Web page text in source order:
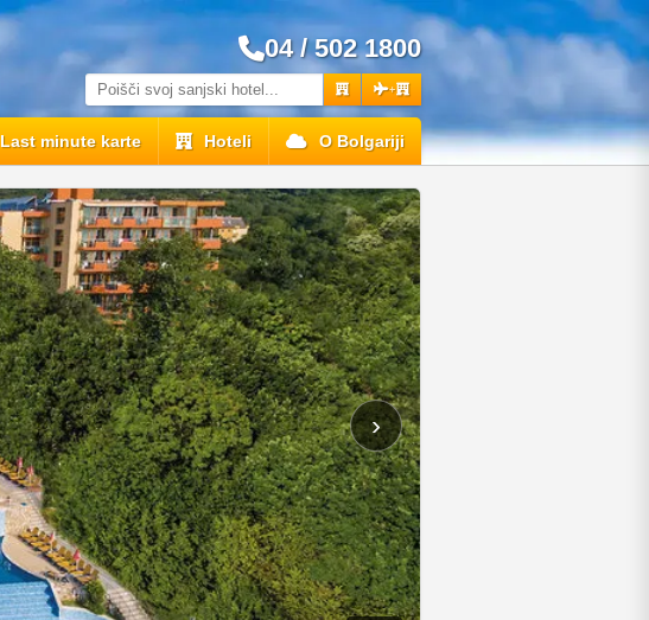
04 / 502 1800
+
Last minute karte Hoteli O Bolgariji
›